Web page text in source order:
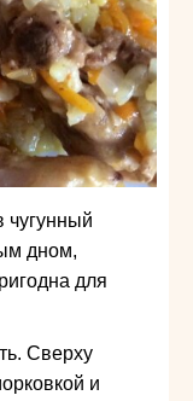
чугунный
дном,
для
Сверху
и